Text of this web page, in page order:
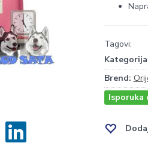
Tagovi:
Brend:
Isporuka